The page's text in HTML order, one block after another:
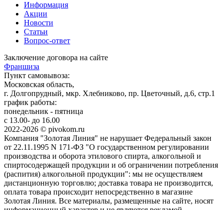
Информация
Акции
Новости
Статьи
Вопрос-ответ
Заключение договора на сайте
Франшиза
Пункт самовывоза:
Московская область,
г. Долгопрудный, мкр. Хлебниково, пр. Цветочный, д.6, стр.1
график работы:
понедельник - пятница
с 13.00- до 16.00
2022-2026 © pivokom.ru
Компания "Золотая Линия" не нарушает Федеральный закон
от 22.11.1995 N 171-ФЗ "О государственном регулировании
производства и оборота этилового спирта, алкогольной и
спиртосодержащей продукции и об ограничении потребления
(распития) алкогольной продукции": мы не осуществляем
дистанционную торговлю; доставка товара не производится,
оплата товара происходит непосредственно в магазине
Золотая Линия. Все материалы, размещенные на сайте, носят